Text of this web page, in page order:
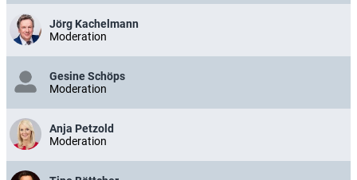
Jörg Kachelmann
Moderation
Gesine Schöps
Moderation
Anja Petzold
Moderation